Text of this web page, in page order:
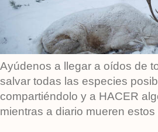
Ayúdenos a llegar a oídos de
salvar todas las especies
compartiéndolo y a HACER
mientras a diario mueren